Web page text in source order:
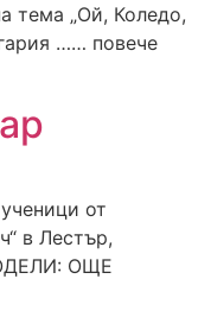
тема „Ой, Коледо,
…… повече
от
в Лестър,
ОЩЕ